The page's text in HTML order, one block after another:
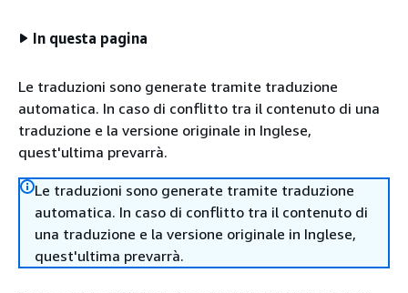
In questa pagina
Le traduzioni sono generate tramite traduzione
automatica. In caso di conflitto tra il contenuto di una
traduzione e la versione originale in Inglese,
quest'ultima prevarrà.
Le traduzioni sono generate tramite traduzione
automatica. In caso di conflitto tra il contenuto di
una traduzione e la versione originale in Inglese,
quest'ultima prevarrà.